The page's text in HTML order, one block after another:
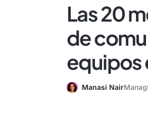
Las 20
de
equipos
Manasi Nair